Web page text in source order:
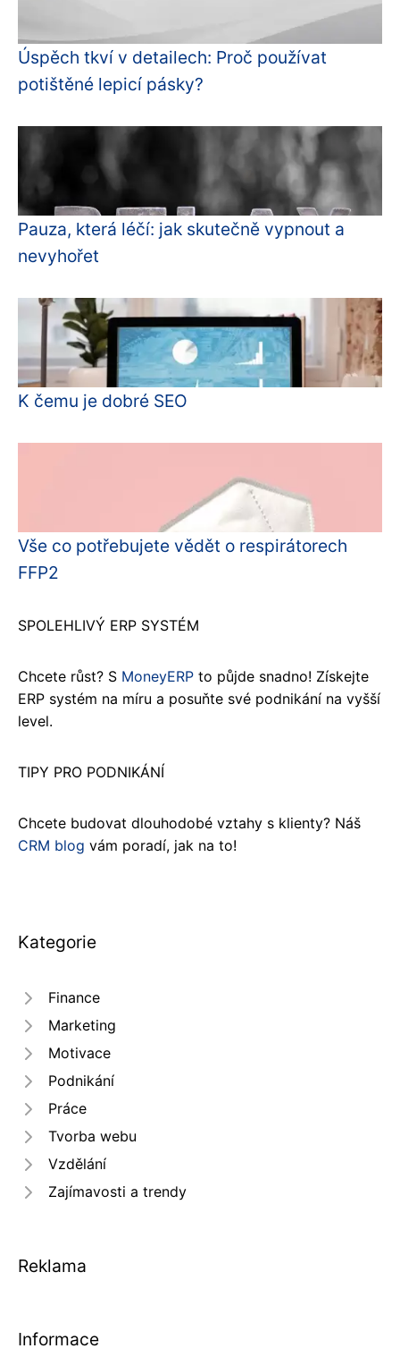
Úspěch tkví v detailech: Proč používat
potištěné lepicí pásky?
Pauza, která léčí: jak skutečně vypnout a
nevyhořet
K čemu je dobré SEO
Vše co potřebujete vědět o respirátorech
FFP2
SPOLEHLIVÝ ERP SYSTÉM
Chcete růst? S MoneyERP to půjde snadno! Získejte
ERP systém na míru a posuňte své podnikání na vyšší
level.
TIPY PRO PODNIKÁNÍ
Chcete budovat dlouhodobé vztahy s klienty? Náš
CRM blog vám poradí, jak na to!
Kategorie
Finance
Marketing
Motivace
Podnikání
Práce
Tvorba webu
Vzdělání
Zajímavosti a trendy
Reklama
Informace